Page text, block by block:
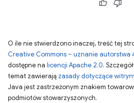
O ile nie stwierdzono inaczej, treść tej
Creative Commons – uznanie autorstwa
dostępne na licencji Apache 2.0.
temat zawierają zasady dotyczące
Java jest zastrzeżonym znakiem
podmiotów stowarzyszonych.